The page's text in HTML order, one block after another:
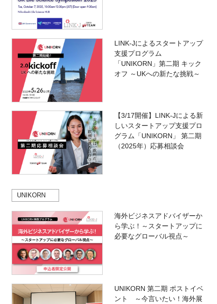
LINK-Jによるスタートアップ
支援プログラム
「UNIKORN」第二期 キック
オフ ～UKへの新たな挑戦～
【3/17開催】LINK-Jによる新
しいスタートアップ支援プロ
グラム「UNIKORN」 第二期
（2025年）応募相談会
UNIKORN
海外ビジネスアドバイザーか
ら学ぶ！～スタートアップに
必要なグローバル視点～
UNIKORN 第二期 ポストイベ
ント ～今言いたい！海外展